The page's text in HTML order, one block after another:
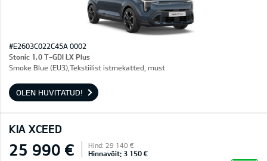
#E2603C022C45A 0002
Stonic 1,0 T-GDI LX Plus
Smoke Blue (EU3),Tekstiilist istmekatted, must
OLEN HUVITATUD!
KIA XCEED
25 990 € Hind: 29 140 €
Hinnavõit: 3 150 €